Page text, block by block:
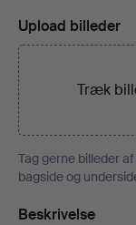
Upload billeder
Træk
Tag gerne billeder
bagside og
Beskrivelse